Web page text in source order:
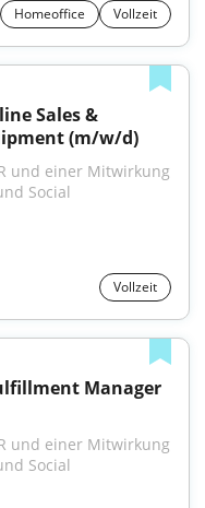
Homeoffice Vollzeit
Sales &
(m/w/d)
und einer Mitwirkung
Vollzeit
Manager
und einer Mitwirkung